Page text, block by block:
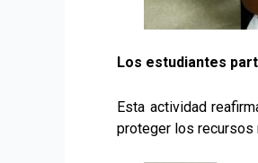
Los estudiantes
Esta actividad
proteger los recursos